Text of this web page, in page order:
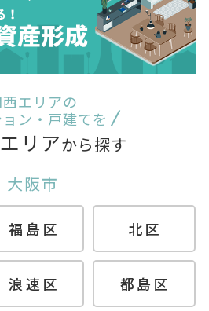
エリアの
ン・戸建てを
リアから探す
大阪市
福島区 北区
浪速区 都島区